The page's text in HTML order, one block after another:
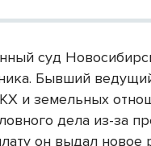
суд
Бывший
и земельных
дела из-за
он выдал новое